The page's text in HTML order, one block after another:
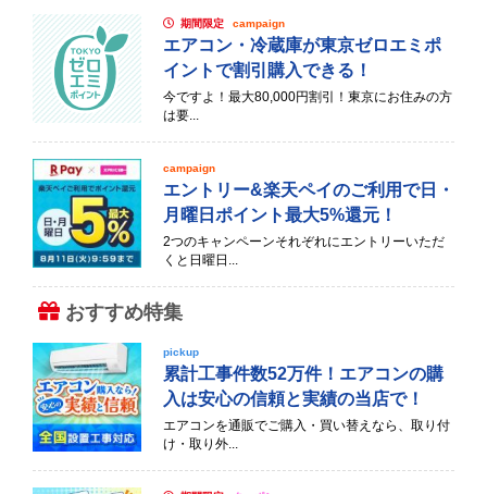
期間限定 campaign
エアコン・冷蔵庫が東京ゼロエミポ
イントで割引購入できる！
今ですよ！最大80,000円割引！東京にお住みの方
は要...
campaign
エントリー&楽天ペイのご利用で日・
月曜日ポイント最大5%還元！
2つのキャンペーンそれぞれにエントリーいただ
くと日曜日...
おすすめ特集
pickup
累計工事件数52万件！エアコンの購
入は安心の信頼と実績の当店で！
エアコンを通販でご購入・買い替えなら、取り付
け・取り外...